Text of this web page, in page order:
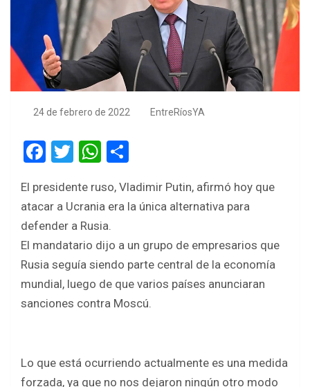
24 de febrero de 2022 EntreRíosYA
F
ce
b
o
o
k
T
tt
er
W
at
s
A
p
p
ar
e
El presidente ruso, Vladimir Putin, afirmó hoy que
atacar a Ucrania era la única alternativa para
defender a Rusia.
El mandatario dijo a un grupo de empresarios que
Rusia seguía siendo parte central de la economía
mundial, luego de que varios países anunciaran
sanciones contra Moscú.
Lo que está ocurriendo actualmente es una medida
forzada, ya que no nos dejaron ningún otro modo